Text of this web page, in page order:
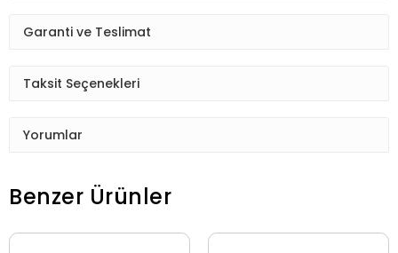
Garanti ve Teslimat
Taksit Seçenekleri
Yorumlar
Benzer Ürünler